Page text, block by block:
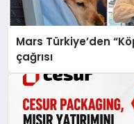
Mars Türkiye’den
çağrısı